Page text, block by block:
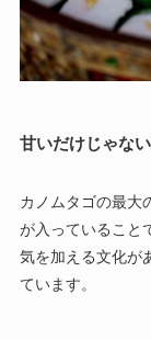
甘いだけじゃな
カノムタゴの最大
が入っていること
気を加える文化が
ています。